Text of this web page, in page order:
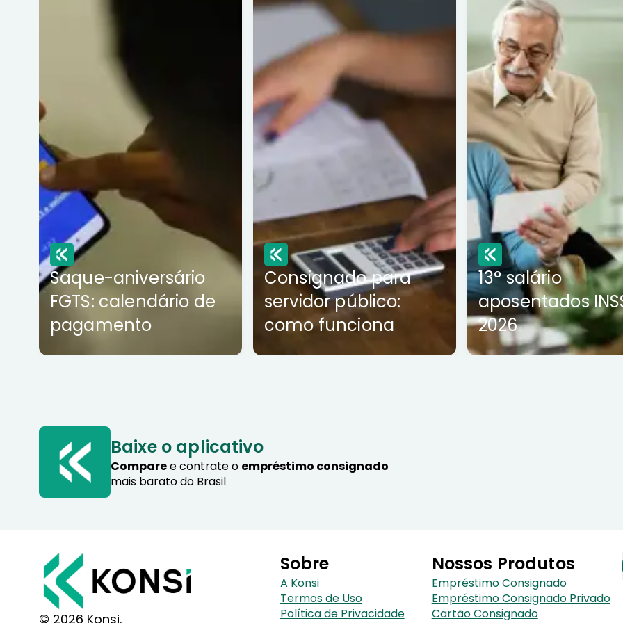
Saque-aniversário
FGTS: calendário de
pagamento
Consignado para
servidor público:
como funciona
13° salário
aposentados
2026
Baixe o aplicativo
Comparee contrate o empréstimo consignado
mais barato do Brasil
© 2026 Konsi.
Sobre
A Konsi
Termos de Uso
Política de Privacidade
Nossos Produtos
Empréstimo Consignado
Empréstimo Consignado Privado
Cartão Consignado